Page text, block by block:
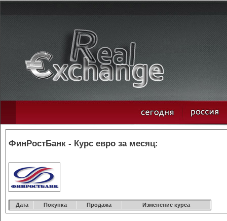
ФинРостБанк - Курс евро за месяц:
Дата Покупка Продажа Изменение курса